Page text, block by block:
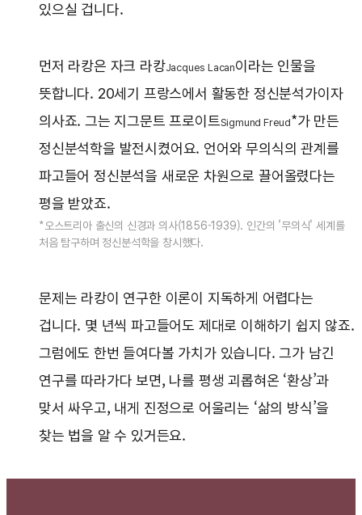
있으실 겁니다.
먼저 라캉은 자크 라캉Jacques Lacan이라는 인물을
뜻합니다. 20세기 프랑스에서 활동한 정신분석가이자
의사죠. 그는 지그문트 프로이트Sigmund Freud*가 만든
정신분석학을 발전시켰어요. 언어와 무의식의 관계를
파고들어 정신분석을 새로운 차원으로 끌어올렸다는
평을 받았죠.
*오스트리아 출신의 신경과 의사(1856-1939). 인간의 '무의식' 세계를
처음 탐구하며 정신분석학을 창시했다.
문제는 라캉이 연구한 이론이 지독하게 어렵다는
겁니다. 몇 년씩 파고들어도 제대로 이해하기 쉽지 않죠.
그럼에도 한번 들여다볼 가치가 있습니다. 그가 남긴
연구를 따라가다 보면, 나를 평생 괴롭혀온 ‘환상’과
맞서 싸우고, 내게 진정으로 어울리는 ‘삶의 방식’을
찾는 법을 알 수 있거든요.